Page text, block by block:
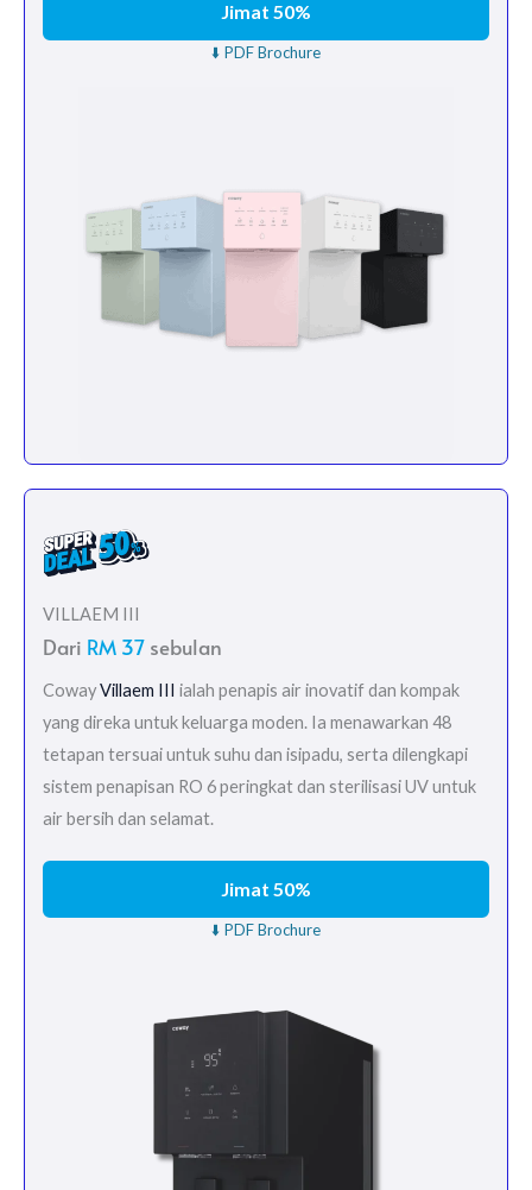
Jimat 50%
⬇️ PDF Brochure
VILLAEM III
Dari RM 37 sebulan
CowayVillaem III ialah penapis air inovatif dan kompak
yang direka untuk keluarga moden. Ia menawarkan 48
tetapan tersuai untuk suhu dan isipadu, serta dilengkapi
sistem penapisan RO 6 peringkat dan sterilisasi UV untuk
air bersih dan selamat.
Jimat 50%
⬇️ PDF Brochure